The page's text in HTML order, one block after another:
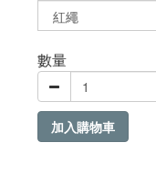
數量
加入購物車